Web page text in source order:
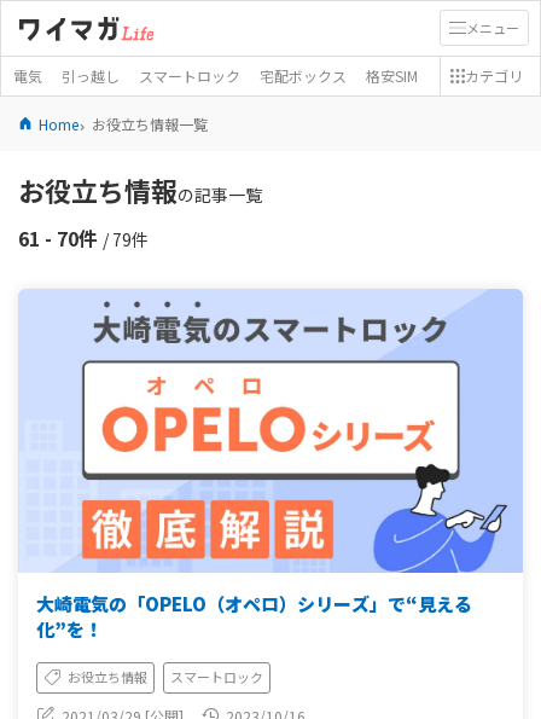
メニュー
電気 引っ越し スマートロック 宅配ボックス 格安SIM カテゴリ
Home お役立ち情報一覧
お役立ち情報の記事一覧
61 - 70件 / 79件
大崎電気の「OPELO（オペロ）シリーズ」で“見える
化”を！
お役立ち情報 スマートロック